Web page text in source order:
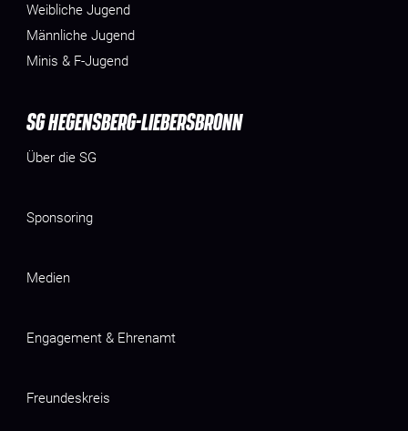
Weibliche Jugend
Männliche Jugend
Minis & F-Jugend
SG HEGENSBERG-LIEBERSBRONN
Über die SG
Sponsoring
Medien
Engagement & Ehrenamt
Freundeskreis